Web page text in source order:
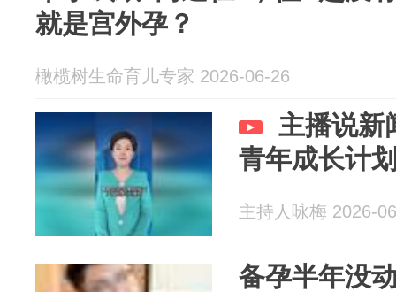
就是宫外孕？
橄榄树生命育儿专家 2026-06-26
主播说新
青年成长计
主持人咏梅 2026-
备孕半年没